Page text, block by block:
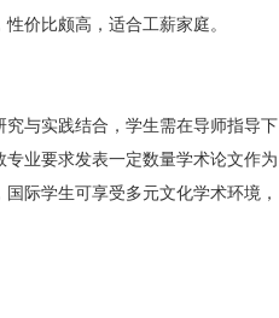
价比颇高，适合工薪家庭。
与实践结合，学生需在导师指导下
业要求发表一定数量学术论文作为
际学生可享受多元文化学术环境，